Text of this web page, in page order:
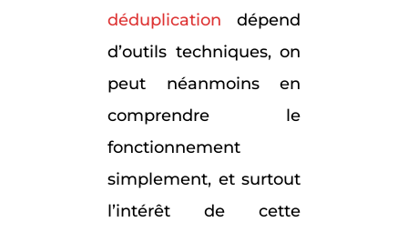
déduplication dépend
d’outils techniques, on
peut néanmoins en
comprendre le
fonctionnement
simplement, et surtout
l’intérêt de cette